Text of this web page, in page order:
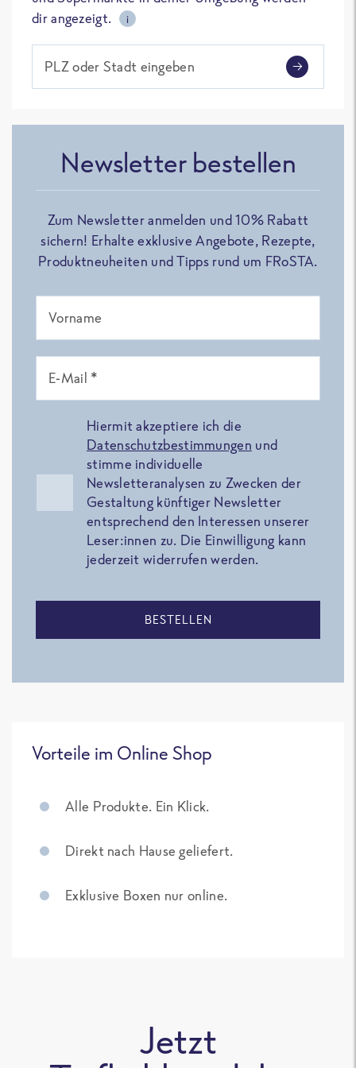
dir angezeigt.
i
PLZ oder Stadt eingeben
Newsletter bestellen
Zum Newsletter anmelden und 10% Rabatt
sichern! Erhalte exklusive Angebote, Rezepte,
Produktneuheiten und Tipps rund um FRoSTA.
Vorname
E-Mail *
Hiermit akzeptiere ich die
Datenschutzbestimmungen und
stimme individuelle
Newsletteranalysen zu Zwecken der
Gestaltung künftiger Newsletter
entsprechend den Interessen unserer
Leser:innen zu. Die Einwilligung kann
jederzeit widerrufen werden.
BESTELLEN
Vorteile im Online Shop
Alle Produkte. Ein Klick.
Direkt nach Hause geliefert.
Exklusive Boxen nur online.
Jetzt